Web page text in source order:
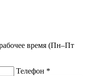
время (Пн–Пт
Телефон *